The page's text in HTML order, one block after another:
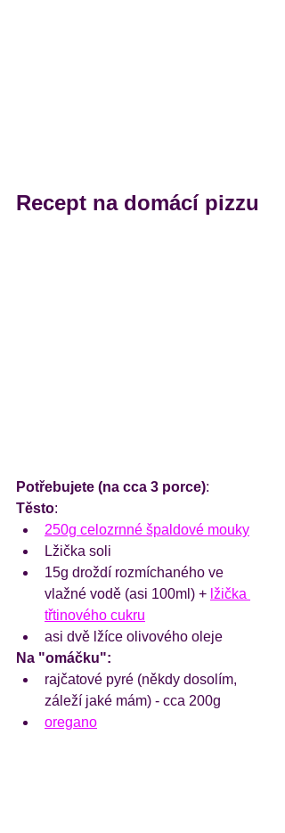
Recept na domácí pizzu
Potřebujete (na cca 3 porce):
Těsto:
250g celozrnné špaldové mouky
Lžička soli
15g droždí rozmíchaného ve
vlažné vodě (asi 100ml) + lžička
třtinového cukru
asi dvě lžíce olivového oleje
Na "omáčku":
rajčatové pyré (někdy dosolím,
záleží jaké mám) - cca 200g
oregano